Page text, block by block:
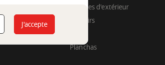
Cuisines d'extérieur
Fumoirs
Planchas
J'accepte